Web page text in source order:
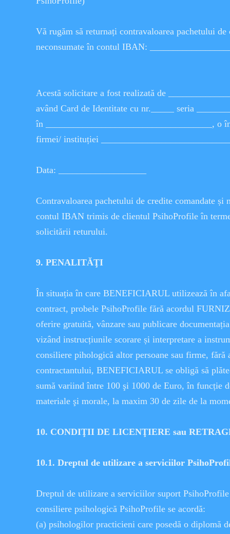
Vă rugăm să returnați contravaloarea pachetului de
neconsumate în contul IBAN:
Acestă solicitare a fost realizată de
având Card de Identitate cu nr._____ seria
în ____________________________________, o
firmei/ instituției
Data: ___________________
Contravaloarea pachetului de credite comandate și
contul IBAN trimis de clientul PsihoProfile în
solicitării returului.
9. PENALITĂŢI
În situația în care BENEFICIARUL utilizează în
contract, probele PsihoProfile fără acordul
oferire gratuită, vânzare sau publicare
vizând instrucțiunile scorare și interpretare a
consiliere pihologică altor persoane sau firme, fără
contractantului, BENEFICIARUL se obligă să
sumă variind între 100 şi 1000 de Euro, în funcție
materiale şi morale, la maxim 30 de zile de la
10. CONDIŢII DE LICENŢIERE sau
10.1. Dreptul de utilizare a serviciilor
Dreptul de utilizare a serviciilor suport
consiliere psihologică PsihoProfile se acordă:
(a) psihologilor practicieni care posedă o diplomă